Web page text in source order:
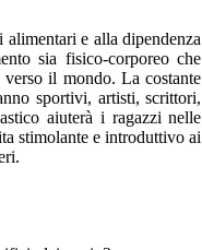
e alla dipendenza
sia fisico-corporeo che
verso il mondo.La costante
sportivi, artisti, scrittori,
aiuterà i ragazzi nelle
stimolante e introduttivo ai